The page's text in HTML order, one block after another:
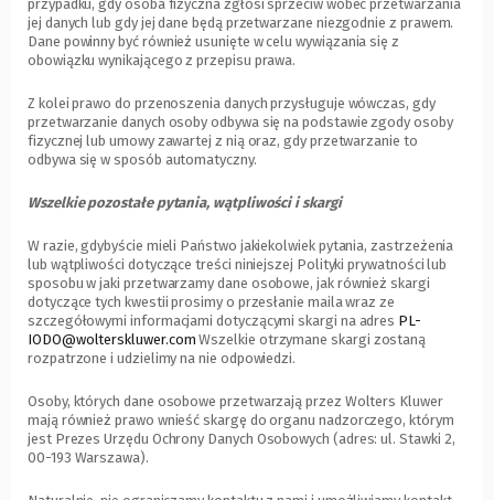
przypadku, gdy osoba fizyczna zgłosi sprzeciw wobec przetwarzania
jej danych lub gdy jej dane będą przetwarzane niezgodnie z prawem.
Dane powinny być również usunięte w celu wywiązania się z
obowiązku wynikającego z przepisu prawa.
Z kolei prawo do przenoszenia danych przysługuje wówczas, gdy
przetwarzanie danych osoby odbywa się na podstawie zgody osoby
fizycznej lub umowy zawartej z nią oraz, gdy przetwarzanie to
odbywa się w sposób automatyczny.
Wszelkie pozostałe pytania, wątpliwości i skargi
W razie, gdybyście mieli Państwo jakiekolwiek pytania, zastrzeżenia
lub wątpliwości dotyczące treści niniejszej Polityki prywatności lub
sposobu w jaki przetwarzamy dane osobowe, jak również skargi
dotyczące tych kwestii prosimy o przesłanie maila wraz ze
szczegółowymi informacjami dotyczącymi skargi na adres PL-
IODO@wolterskluwer.com Wszelkie otrzymane skargi zostaną
rozpatrzone i udzielimy na nie odpowiedzi.
Osoby, których dane osobowe przetwarzają przez Wolters Kluwer
mają również prawo wnieść skargę do organu nadzorczego, którym
jest Prezes Urzędu Ochrony Danych Osobowych (adres: ul. Stawki 2,
00-193 Warszawa).